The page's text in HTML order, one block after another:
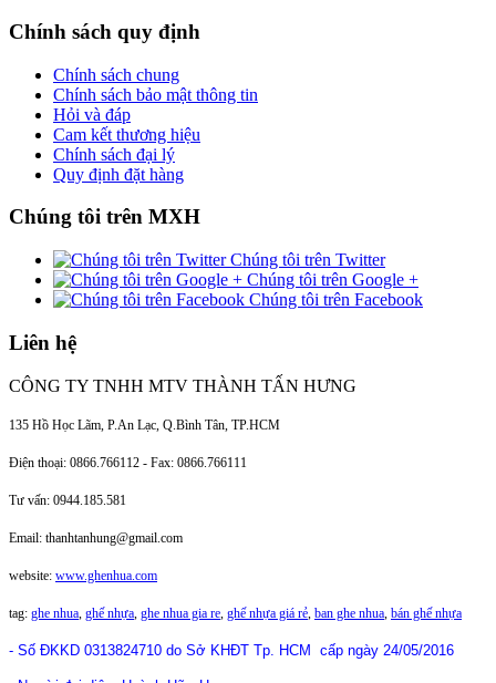
Chính sách quy định
Chính sách chung
Chính sách bảo mật thông tin
Hỏi và đáp
Cam kết thương hiệu
Chính sách đại lý
Quy định đặt hàng
Chúng tôi trên MXH
Chúng tôi trên Twitter
Chúng tôi trên Google +
Chúng tôi trên Facebook
Liên hệ
CÔNG TY TNHH MTV THÀNH TẤN HƯNG
135 Hồ Học Lãm, P.An Lạc, Q.Bình Tân, TP.HCM
Điện thoại: 0866.766112 - Fax: 0866.766111
Tư vấn: 0944.185.581
Email: thanhtanhung@gmail.com
website: www.ghenhua.com
tag: ghe nhua ghế nhựa ghe nhua gia re ghế nhựa giá rẻ ban ghe nhua bán ghế nhựa
- Số ĐKKD 0313824710 do Sở KHĐT Tp. HCM cấp ngày 24/05/2016